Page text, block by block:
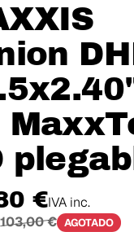
€IVA inc.
103,00 € AGOTADO